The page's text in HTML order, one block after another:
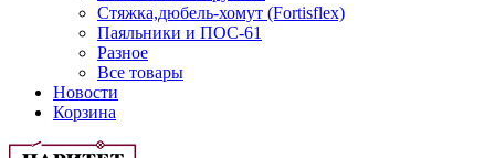
Стяжка,дюбель-хомут (Fortisflex)
Паяльники и ПОС-61
Разное
Все товары
Новости
Корзина